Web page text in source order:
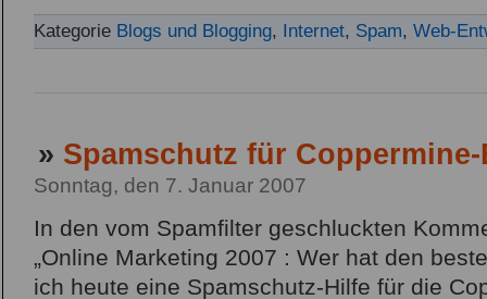
Kategorie Blogs und Blogging, Internet, Spam, Web-
» Spamschutz für
Sonntag, den 7. Januar 2007
In den vom Spamfilter geschluckten
„Online Marketing 2007 : Wer hat den
ich heute eine Spamschutz-Hilfe für die